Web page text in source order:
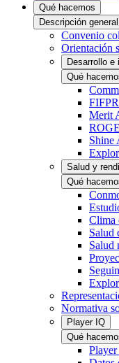
Qué hacemos
Descripción general
Convenio
Orientación
Desarrollo e
Qué
Merit
Shine
Salud y
Qué
Clima
Salud
Salud
Normativa
Player IQ
Qué